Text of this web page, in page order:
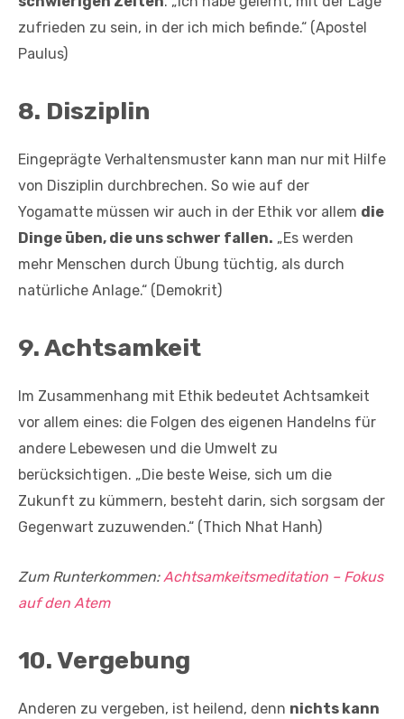
zufrieden zu sein, in der ich mich befinde.“ (Apostel
Paulus)
8. Disziplin
Eingeprägte Verhaltensmuster kann man nur mit Hilfe
von Disziplin durchbrechen. So wie auf der
Yogamatte müssen wir auch in der Ethik vor allem die
Dinge üben, die uns schwer fallen. „Es werden
mehr Menschen durch Übung tüchtig, als durch
natürliche Anlage.“ (Demokrit)
9.Achtsamkeit
Im Zusammenhang mit Ethik bedeutet Achtsamkeit
vor allem eines: die Folgen des eigenen Handelns für
andere Lebewesen und die Umwelt zu
berücksichtigen. „Die beste Weise, sich um die
Zukunft zu kümmern, besteht darin, sich sorgsam der
Gegenwart zuzuwenden.“ (Thich Nhat Hanh)
Zum Runterkommen:Achtsamkeitsmeditation – Fokus
auf den Atem
10. Vergebung
Anderen zu vergeben, ist heilend, denn nichts kann